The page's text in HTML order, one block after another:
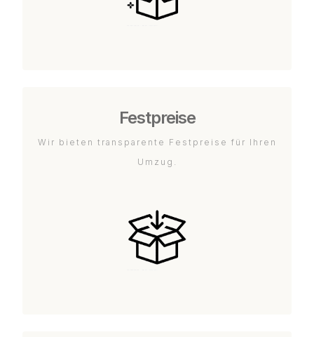
Festpreise
Wir bieten transparente Festpreise für Ihren
Umzug.